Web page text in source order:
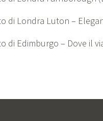
di Londra Luton –
di Edimburgo – Dove il